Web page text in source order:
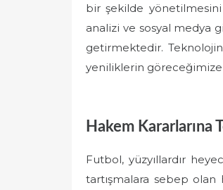
bir şekilde yönetilmesini
analizi ve sosyal medya
getirmektedir.
yeniliklerin
Hakem Kararlarına
Futbol, yüzyıllardır
tartışmalara sebep olan